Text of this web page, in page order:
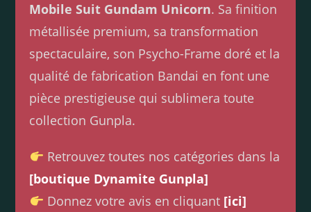
Mobile Suit Gundam Unicorn. Sa finition
métallisée premium, sa transformation
spectaculaire, son Psycho-Frame doré et la
qualité de fabrication Bandai en font une
pièce prestigieuse qui sublimera toute
collection Gunpla.
Retrouvez toutes nos catégories dans la
[boutique Dynamite Gunpla]
Donnez votre avis en cliquant [ici]